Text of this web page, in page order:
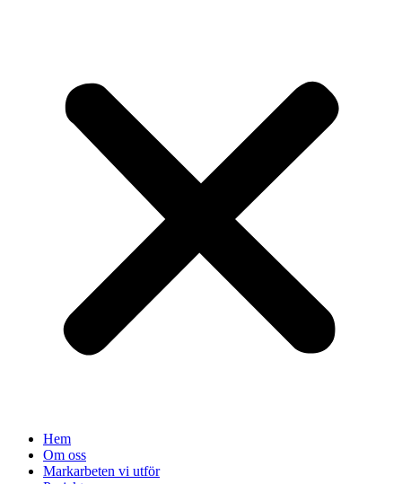
Hem
Om oss
Markarbeten vi utför